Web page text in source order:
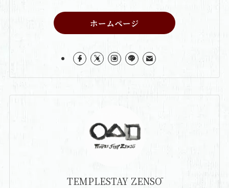
ホームページ
TEMPLESTAY ZENSŌ